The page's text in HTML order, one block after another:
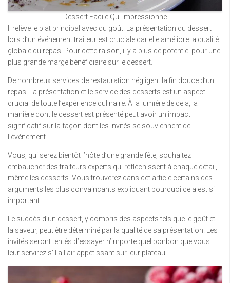
Dessert Facile Qui Impressionne
Il relève le plat principal avec du goût. La présentation du dessert
lors d’un événement traiteur est cruciale car elle améliore la qualité
globale du repas. Pour cette raison, il y a plus de potentiel pour une
plus grande marge bénéficiaire sur le dessert.
De nombreux services de restauration négligent la fin douce d’un
repas. La présentation et le service des desserts est un aspect
crucial de toute l’expérience culinaire. À la lumière de cela, la
manière dont le dessert est présenté peut avoir un impact
significatif sur la façon dont les invités se souviennent de
l’événement.
Vous, qui serez bientôt l’hôte d’une grande fête, souhaitez
embaucher des traiteurs experts qui réfléchissent à chaque détail,
même les desserts. Vous trouverez dans cet article certains des
arguments les plus convaincants expliquant pourquoi cela est si
important.
Le succès d’un dessert, y compris des aspects tels que le goût et
la saveur, peut être déterminé par la qualité de sa présentation. Les
invités seront tentés d’essayer n’importe quel bonbon que vous
leur servirez s’il a l’air appétissant sur leur plateau.